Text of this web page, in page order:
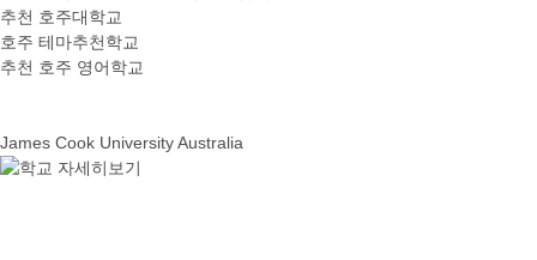
추천 호주대학교
호주 테마추천학교
추천 호주 영어학교
James Cook University Australia